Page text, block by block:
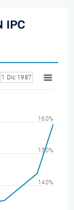
IPC
1 Dic 1987
140%
150%
160%